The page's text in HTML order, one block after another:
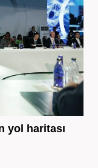
yol haritası